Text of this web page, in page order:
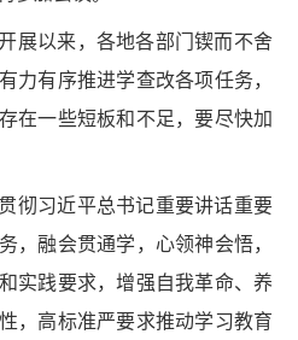
展以来，各地各部门锲而不舍
力有序推进学查改各项任务，
在一些短板和不足，要尽快加
彻习近平总书记重要讲话重要
，融会贯通学，心领神会悟，
实践要求，增强自我革命、养
，高标准严要求推动学习教育